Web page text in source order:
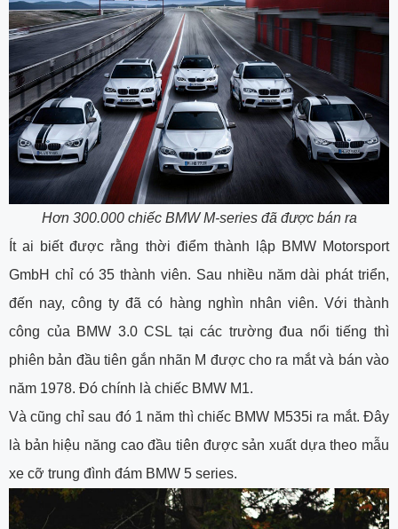
Hơn 300.000 chiếc BMW M-series đã được bán ra
Ít ai biết được rằng thời điểm thành lập BMW Motorsport
GmbH chỉ có 35 thành viên. Sau nhiều năm dài phát triển,
đến nay, công ty đã có hàng nghìn nhân viên. Với thành
công của BMW 3.0 CSL tại các trường đua nổi tiếng thì
phiên bản đầu tiên gắn nhãn M được cho ra mắt và bán vào
năm 1978. Đó chính là chiếc BMW M1.
Và cũng chỉ sau đó 1 năm thì chiếc BMW M535i ra mắt. Đây
là bản hiệu năng cao đầu tiên được sản xuất dựa theo mẫu
xe cỡ trung đình đám BMW 5 series.